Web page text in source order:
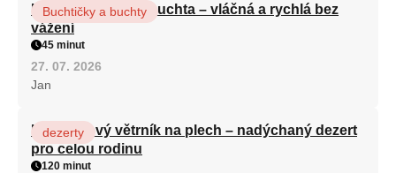
Hrnková maková buchta – vláčná a rychlá bez
vážení
Buchtičky a buchty
45 minut
27. 07. 2026
Jan
Karamelový větrník na plech – nadýchaný dezert
pro celou rodinu
dezerty
120 minut